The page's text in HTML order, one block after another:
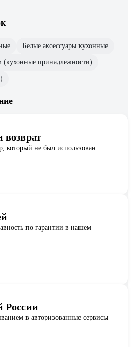
Белые аксессуары кухонные
(кухонные принадлежности)
возврат
который не был использован
по гарантии в нашем
России
в авторизованные сервисы